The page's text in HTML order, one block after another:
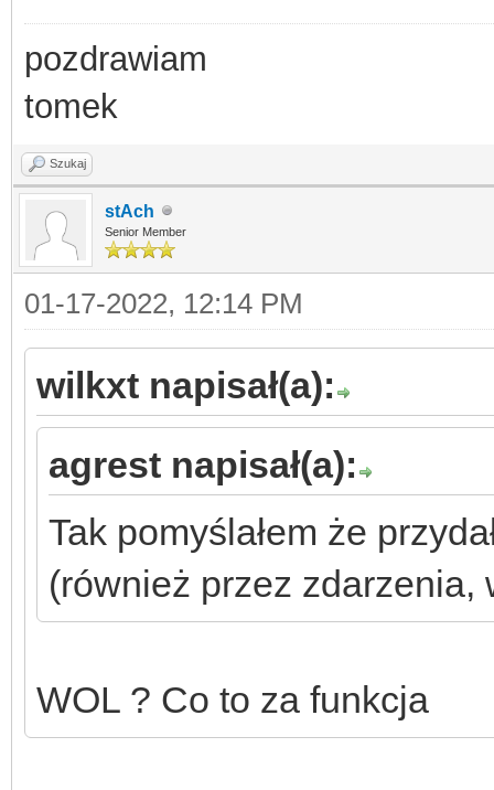
pozdrawiam
tomek
Szukaj
stAch
Senior Member
01-17-2022, 12:14 PM
wilkxt napisał(a):
agrest napisał(a):
Tak pomyślałem że
(również przez zdarzenia,
WOL ? Co to za funkcja